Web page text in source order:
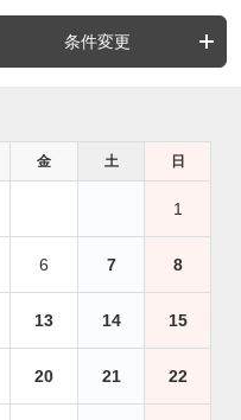
条件変更
金 土 日
1
6 7 8
13 14 15
20 21 22